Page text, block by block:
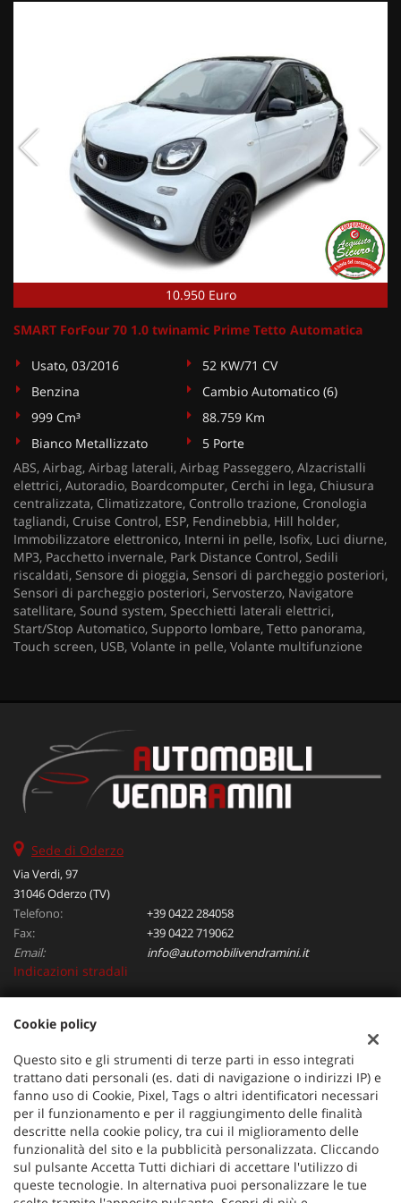
10.950 Euro
SMART ForFour 70 1.0 twinamic Prime Tetto Automatica
Usato, 03/2016
52 KW/71 CV
Benzina
Cambio Automatico (6)
999 Cm³
88.759 Km
Bianco Metallizzato
5 Porte
ABS, Airbag, Airbag laterali, Airbag Passeggero, Alzacristalli
elettrici, Autoradio, Boardcomputer, Cerchi in lega, Chiusura
centralizzata, Climatizzatore, Controllo trazione, Cronologia
tagliandi, Cruise Control, ESP, Fendinebbia, Hill holder,
Immobilizzatore elettronico, Interni in pelle, Isofix, Luci diurne,
MP3, Pacchetto invernale, Park Distance Control, Sedili
riscaldati, Sensore di pioggia, Sensori di parcheggio posteriori,
Sensori di parcheggio posteriori, Servosterzo, Navigatore
satellitare, Sound system, Specchietti laterali elettrici,
Start/Stop Automatico, Supporto lombare, Tetto panorama,
Touch screen, USB, Volante in pelle, Volante multifunzione
Sede di Oderzo
Via Verdi, 97
31046 Oderzo (TV)
Telefono:
+39 0422 284058
Fax:
+39 0422 719062
Email:
info@automobilivendramini.it
Indicazioni stradali
Dati fiscali:
Automobili Vendramini srl
Via Verdi, 97, Oderzo (TV)
C.F/P.IVA:04823130267
Registro delle imprese:TV
Cookie policy
Questo sito e gli strumenti di terze parti in esso integrati
trattano dati personali (es. dati di navigazione o indirizzi IP) e
fanno uso di Cookie, Pixel, Tags o altri identificatori necessari
per il funzionamento e per il raggiungimento delle finalità
descritte nella cookie policy, tra cui il miglioramento delle
funzionalità del sito e la pubblicità personalizzata. Cliccando
sul pulsante Accetta Tutti dichiari di accettare l'utilizzo di
queste tecnologie. In alternativa puoi personalizzare le tue